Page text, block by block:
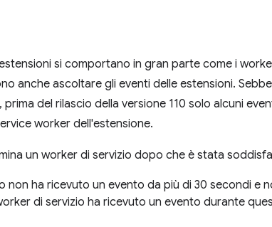
si comportano in gran parte come i
anche ascoltare gli eventi delle estensioni.
del rilascio della versione 110 solo alcuni
worker dell'estensione.
un worker di servizio dopo che è stata
non ha ricevuto un evento da più di 30 secondi e
di servizio ha ricevuto un evento durante